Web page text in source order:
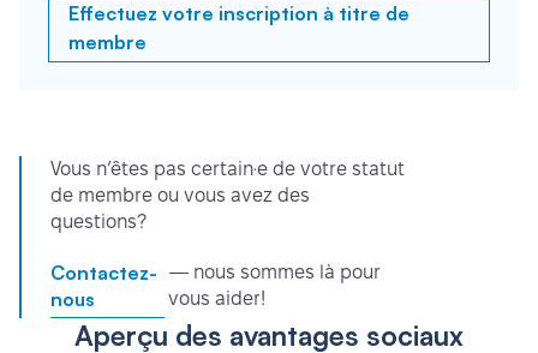
Effectuez votre inscription à titre de
membre
Vous n’êtes pas certain·e de votre statut
de membre ou vous avez des
questions?
Contactez-
nous
— nous sommes là pour
vous aider!
Aperçu des avantages sociaux